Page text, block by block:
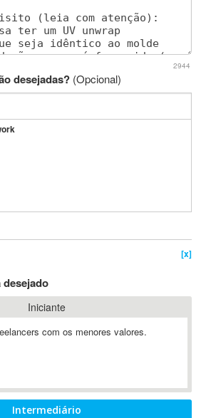
2944
desejadas? (Opcional)
[x]
desejado
Iniciante
com os menores valores.
Intermediário